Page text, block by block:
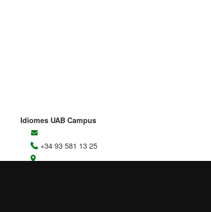
Idiomes UAB Campus
+34 93 581 13 25